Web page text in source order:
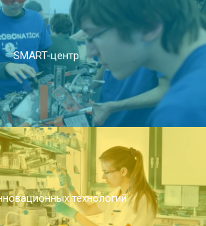
SMART-центр
технологий